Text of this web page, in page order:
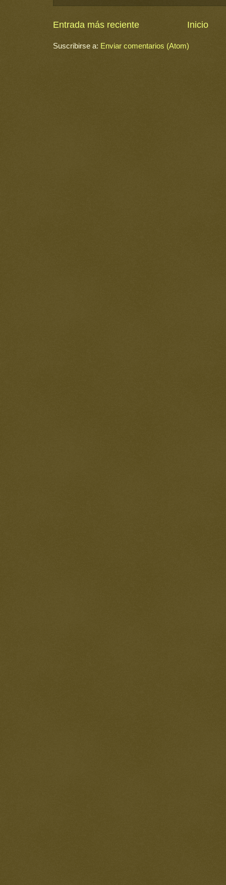
Entrada más reciente Inicio
Suscribirse a: Enviar comentarios (Atom)